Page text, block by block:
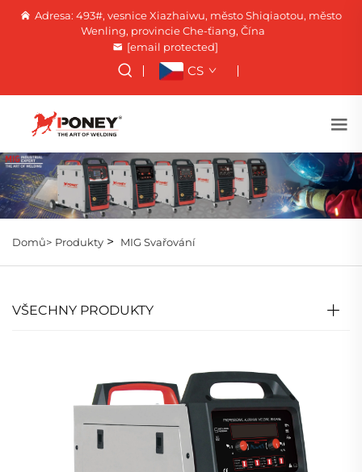
Adresa: 493#, vesnice Xiazhaiwu, město Shiqiaotou, město
Wenling, provincie Che-ťiang, Čína
[email protected]
CS
Domů> Produkty > MIG Svařování
VŠECHNY PRODUKTY